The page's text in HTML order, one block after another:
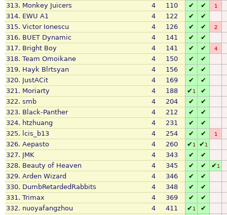
313. Monkey Juicers 4 110 ✔ ✔ 1
314. EWU A1 4 122 ✔
✔
315. Victor Ionescu 4 126 ✔ ✔ 2
316. BUET Dynamic 4 141 ✔
✔
317. Bright Boy 4 141 ✔ ✔ 4
318. Team Omoikane 4 150 ✔
✔
319. Hayk Blrtsyan 4 156 ✔
✔
320. JustACit 4 169 ✔
✔
321. Moriarty 4 188 ✔1
✔
322. smb 4 204 ✔
✔
323. Black-Panther 4 212 ✔
✔
324. htzhuang 4 231 ✔
✔
325. lcis_b13 4 254 ✔ ✔ 1
326. Aepasto 4 260 ✔1 ✔1
327. JMK 4 343 ✔
✔
328. Beauty of Heaven 4 345 ✔ ✔ ✔1
329. Arden Wizard 4 346 ✔
✔
330. DumbRetardedRabbits 4 348 ✔
✔
331. Trimax 4 369 ✔
✔
332. nuoyafangzhou 4 411 ✔1
✔